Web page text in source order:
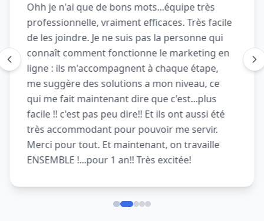
Ohh je n'ai que de bons mots...équipe très
professionnelle, vraiment efficaces. Très facile
de les joindre. Je ne suis pas la personne qui
connaît comment fonctionne le marketing en
ligne : ils m'accompagnent à chaque étape,
me suggère des solutions a mon niveau, ce
qui me fait maintenant dire que c'est...plus
facile !! c'est pas peu dire!! Et ils ont aussi été
très accommodant pour pouvoir me servir.
Merci pour tout. Et maintenant, on travaille
ENSEMBLE !...pour 1 an!! Très excitée!